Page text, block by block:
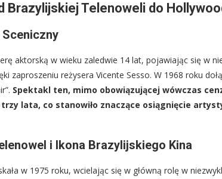
Brazylijskiej Telenoweli do
aktorską w wieku zaledwie 14 lat, pojawiając się w
zaproszeniu reżysera Vicente Sesso. W 1968 roku
Spektakl ten, mimo obowiązującej wówczas
lata, co stanowiło znaczące osiągnięcie
i Ikona Brazylijskiego Kina
w 1975 roku, wcielając się w główną rolę w